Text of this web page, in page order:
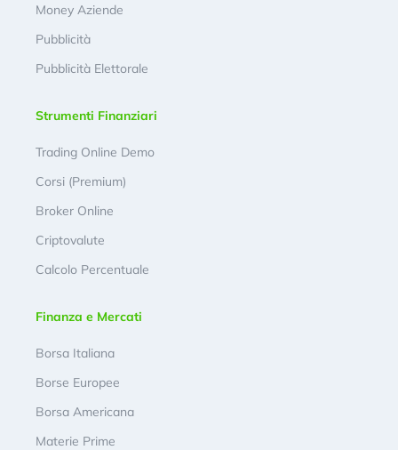
Money Aziende
Pubblicità
Pubblicità Elettorale
Strumenti Finanziari
Trading Online Demo
Corsi (Premium)
Broker Online
Criptovalute
Calcolo Percentuale
Finanza e Mercati
Borsa Italiana
Borse Europee
Borsa Americana
Materie Prime